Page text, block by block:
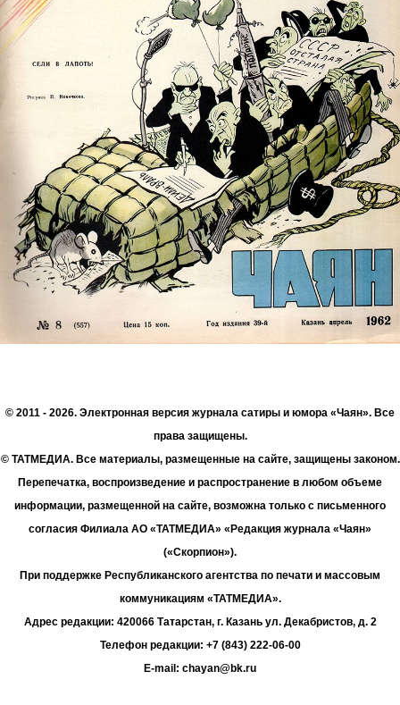
© 2011 - 2026. Электронная версия журнала сатиры и юмора «Чаян». Все
права защищены.
© ТАТМЕДИА. Все материалы, размещенные на сайте, защищены законом.
Перепечатка, воспроизведение и распространение в любом объеме
информации, размещенной на сайте, возможна только с письменного
согласия Филиала АО «ТАТМЕДИА» «Редакция журнала «Чаян»
(«Скорпион»).
При поддержке Республиканского агентства по печати и массовым
коммуникациям «ТАТМЕДИА».
Адрес редакции: 420066 Татарстан, г. Казань ул. Декабристов, д. 2
Телефон редакции: +7 (843) 222-06-00
E-mail: chayan@bk.ru